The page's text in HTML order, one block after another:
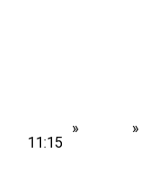
» »
11:15